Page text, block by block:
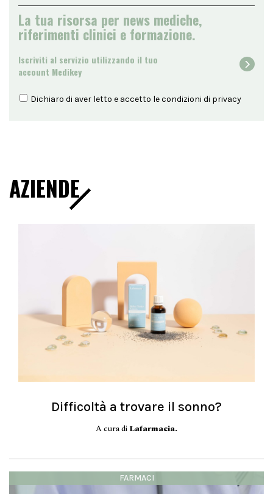
La tua risorsa per news mediche,
riferimenti clinici e formazione.
Iscriviti al servizio utilizzando il tuo
account Medikey
Dichiaro di aver letto e accetto le condizioni di privacy
AZIENDE
Difficoltà a trovare il sonno?
A cura di Lafarmacia.
FARMACI